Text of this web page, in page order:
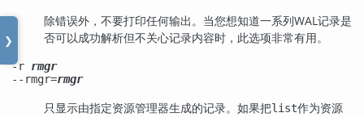
❯
除错误外，不要打印任何输出。当您想知道一系列WAL记录是
否可以成功解析但不关心记录内容时，此选项非常有用。
-r rmgr
--rmgr=rmgr
只显示由指定资源管理器生成的记录。如果把list作为资源